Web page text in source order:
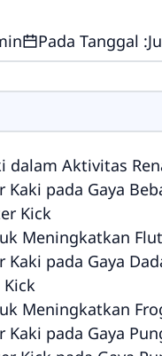
Pada Tanggal :
dalam Aktivitas
Kaki pada Gaya
Kick
Meningkatkan
Kaki pada Gaya
Kick
Meningkatkan
Kaki pada Gaya